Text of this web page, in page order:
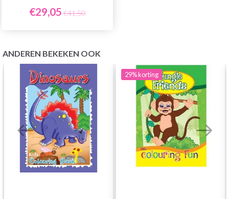
€29,05 €41,50
ANDEREN BEKEKEN OOK
29%korting